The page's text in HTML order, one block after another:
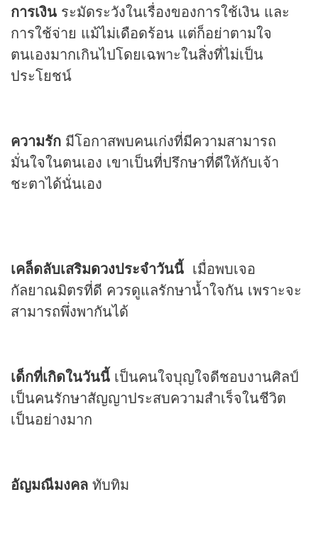
การเงิน ระมัดระวังในเรื่องของการใช้เงิน และ
การใช้จ่าย แม้ไม่เดือดร้อน แต่ก็อย่าตามใจ
ตนเองมากเกินไปโดยเฉพาะในสิ่งที่ไม่เป็น
ประโยชน์
ความรัก มีโอกาสพบคนเก่งที่มีความสามารถ
มั่นใจในตนเอง เขาเป็นที่ปรึกษาที่ดีให้กับเจ้า
ชะตาได้นั่นเอง
เคล็ดลับเสริมดวงประจำวันนี้ เมื่อพบเจอ
กัลยาณมิตรที่ดี ควรดูแลรักษาน้ำใจกัน เพราะจะ
สามารถพึ่งพากันได้
เด็กที่เกิดในวันนี้ เป็นคนใจบุญใจดีชอบงานศิลป์
เป็นคนรักษาสัญญาประสบความสำเร็จในชีวิต
เป็นอย่างมาก
อัญมณีมงคล ทับทิม